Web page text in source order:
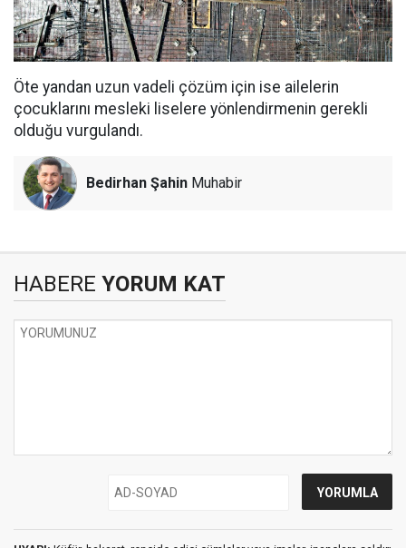
Öte yandan uzun vadeli çözüm için ise ailelerin
çocuklarını mesleki liselere yönlendirmenin gerekli
olduğu vurgulandı.
Bedirhan Şahin Muhabir
HABERE YORUM KAT